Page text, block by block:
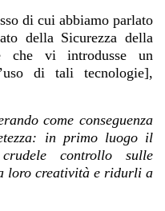
di cui abbiamo parlato
della Sicurezza della
che vi introdusse un
di tali tecnologie],
come conseguenza
in primo luogo il
controllo sulle
loro creatività e ridurli a